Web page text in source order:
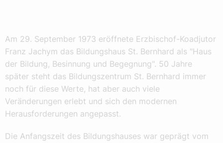
Am 29. September 1973 eröffnete Erzbischof-Koadjutor
Franz Jachym das Bildungshaus St. Bernhard als "Haus
der Bildung, Besinnung und Begegnung". 50 Jahre
später steht das Bildungszentrum St. Bernhard immer
noch für diese Werte, hat aber auch viele
Veränderungen erlebt und sich den modernen
Herausforderungen angepasst.
Die Anfangszeit des Bildungshauses war geprägt vom